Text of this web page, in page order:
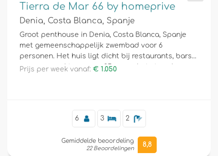
Tierra de Mar 66 by homeprive
Denia, Costa Blanca, Spanje
Groot penthouse in Denia, Costa Blanca, Spanje
met gemeenschappelijk zwembad voor 6
personen. Het huis ligt dicht bij restaurants, bars
en supermarkten en op 25 m van het strand.
Prijs per week vanaf: € 1.050
6 3 2
Gemiddelde beoordeling
22 Beoordelingen
8,8